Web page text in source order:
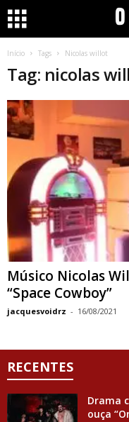
Início Tags Nicolas willot
Tag: nicolas
Músico Nicolas
“Space Cowboy”
jacquesvoidrz - 16/08/2021
RECENTES
Drama
ouça